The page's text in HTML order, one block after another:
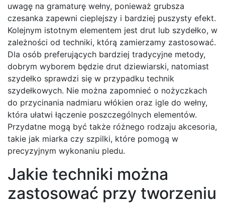
uwagę na gramaturę wełny, ponieważ grubsza
czesanka zapewni cieplejszy i bardziej puszysty efekt.
Kolejnym istotnym elementem jest drut lub szydełko, w
zależności od techniki, którą zamierzamy zastosować.
Dla osób preferujących bardziej tradycyjne metody,
dobrym wyborem będzie drut dziewiarski, natomiast
szydełko sprawdzi się w przypadku technik
szydełkowych. Nie można zapomnieć o nożyczkach
do przycinania nadmiaru włókien oraz igle do wełny,
która ułatwi łączenie poszczególnych elementów.
Przydatne mogą być także różnego rodzaju akcesoria,
takie jak miarka czy szpilki, które pomogą w
precyzyjnym wykonaniu pledu.
Jakie techniki można
zastosować przy tworzeniu